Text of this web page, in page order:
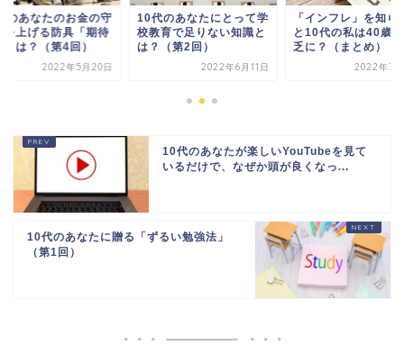
のあなたのお金の守
を上げる防具「期待
とは？（第4回）
2022年5月20日
10代のあなたにとって学
校教育で足りない知識と
は？（第2回）
2022年6月11日
「インフレ」を知ら
と10代の私は40歳
乏に？（まとめ）
2022年7
10代のあなたが楽しいYouTubeを見て
いるだけで、なぜか頭が良くなっ...
10代のあなたに贈る「ずるい勉強法」
（第1回）